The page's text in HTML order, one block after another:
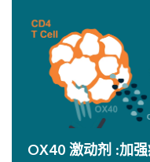
OX40 激动剂 :加